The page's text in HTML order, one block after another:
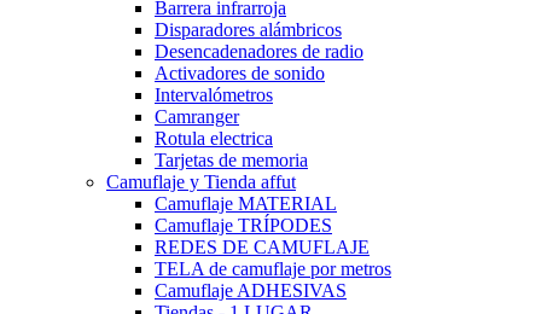
Barrera infrarroja
Disparadores alámbricos
Desencadenadores de radio
Activadores de sonido
Intervalómetros
Camranger
Rotula electrica
Tarjetas de memoria
Camuflaje y Tienda affut
Camuflaje MATERIAL
Camuflaje TRÍPODES
REDES DE CAMUFLAJE
TELA de camuflaje por metros
Camuflaje ADHESIVAS